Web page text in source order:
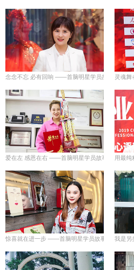
念念不忘 必有回响 ——首脑明星学员故事连载（
灵魂
爱在左 感恩在右 ——首脑明星学员故事连载（三
用最
惊喜就在进一步 ——首脑明星学员故事连载（三
我是另